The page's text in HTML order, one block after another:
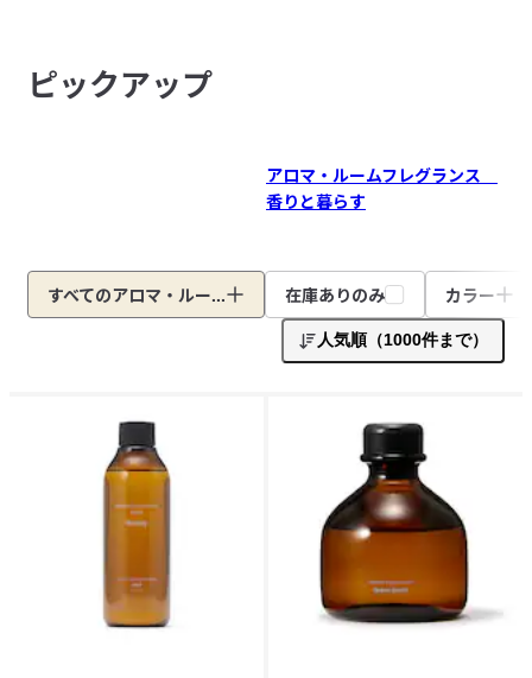
ピックアップ
アロマ・ルームフレグランス
香りと暮らす
すべてのアロマ・ルー... 在庫ありのみ カラー
人気順（1000件まで）